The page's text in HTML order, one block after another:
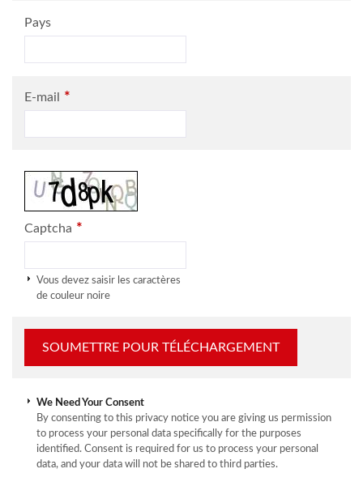
Pays
E-mail *
Captcha *
Vous devez saisir les caractères
de couleur noire
We Need Your Consent
By consenting to this privacy notice you are giving us permission
to process your personal data specifically for the purposes
identified. Consent is required for us to process your personal
data, and your data will not be shared to third parties.